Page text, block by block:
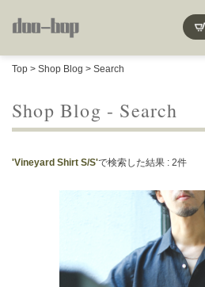
Top > Shop Blog > Search
Shop Blog - Search
'Vineyard Shirt S/S'で検索した結果 : 2件